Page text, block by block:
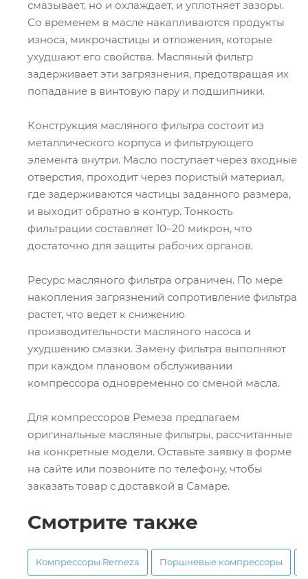
смазывает, но и охлаждает, и уплотняет зазоры.
Со временем в масле накапливаются продукты
износа, микрочастицы и отложения, которые
ухудшают его свойства. Масляный фильтр
задерживает эти загрязнения, предотвращая их
попадание в винтовую пару и подшипники.
Конструкция масляного фильтра состоит из
металлического корпуса и фильтрующего
элемента внутри. Масло поступает через входные
отверстия, проходит через пористый материал,
где задерживаются частицы заданного размера,
и выходит обратно в контур. Тонкость
фильтрации составляет 10–20 микрон, что
достаточно для защиты рабочих органов.
Ресурс масляного фильтра ограничен. По мере
накопления загрязнений сопротивление фильтра
растет, что ведет к снижению
производительности масляного насоса и
ухудшению смазки. Замену фильтра выполняют
при каждом плановом обслуживании
компрессора одновременно со сменой масла.
Для компрессоров Ремеза предлагаем
оригинальные масляные фильтры, рассчитанные
на конкретные модели. Оставьте заявку в форме
на сайте или позвоните по телефону, чтобы
заказать товар с доставкой в Самаре.
Смотрите также
Компрессоры Remeza Поршневые компрессоры